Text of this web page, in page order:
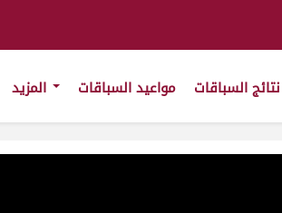
نتائج السباقات مواعيد السباقات